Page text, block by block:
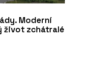
Moderní
život zchátralé